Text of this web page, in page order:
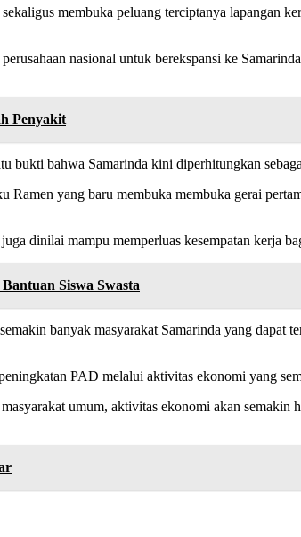
membuka peluang terciptanya lapangan
nasional untuk berekspansi ke
Penyakit
bukti bahwa Samarinda kini diperhitungkan
Ramen yang baru membuka membuka gerai
dinilai mampu memperluas kesempatan kerja
Siswa Swasta
banyak masyarakat Samarinda yang dapat
PAD melalui aktivitas ekonomi yang
umum, aktivitas ekonomi akan